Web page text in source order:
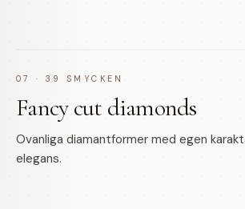
07 · 39 SMYCKEN
Fancy cut diamonds
Ovanliga diamantformer med egen
elegans.